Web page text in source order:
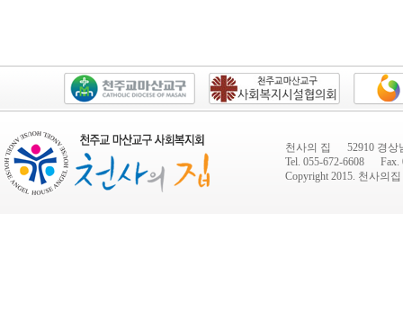
천사의 집 52910 경상
Tel. 055-672-6608 Fax.
Copyright 2015. 천사의집